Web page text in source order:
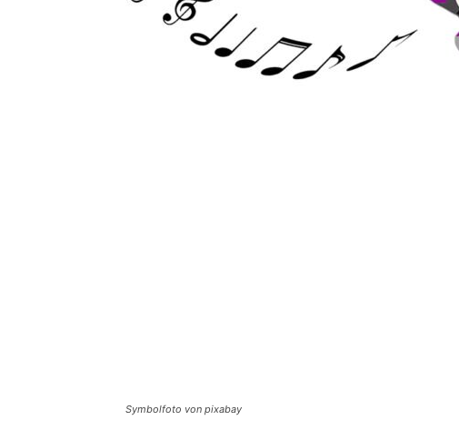
Symbolfoto von pixabay